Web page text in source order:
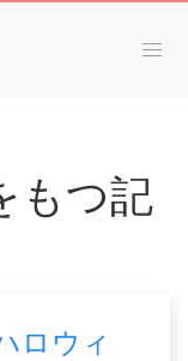
もつ記
ロウィ